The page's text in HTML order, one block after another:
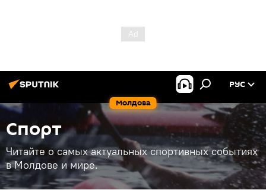
Молдова
РУС
Спорт
Читайте о самых актуальных спортивных событиях
в Молдове и мире.